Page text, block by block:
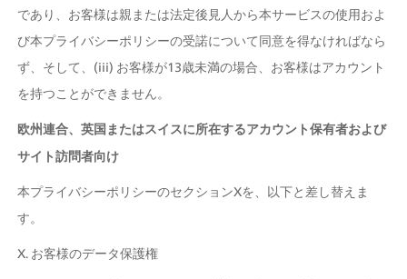
であり、お客様は親または法定後見人から本サービスの使用およ
び本プライバシーポリシーの受諾について同意を得なければなら
ず、そして、(iii) お客様が13歳未満の場合、お客様はアカウント
を持つことができません。
欧州連合、英国またはスイスに所在するアカウント保有者および
サイト訪問者向け
本プライバシーポリシーのセクションXを、以下と差し替えま
す。
X. お客様のデータ保護権